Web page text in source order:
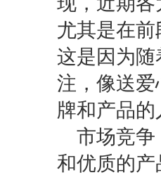
尤其是在前
这是因为
注，像送
牌和产品
市场竞争
和优质的